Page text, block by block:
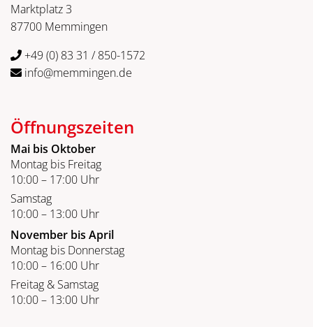
Marktplatz 3
87700 Memmingen
+49 (0) 83 31 / 850-1572
info@memmingen.de
Öffnungszeiten
Mai bis Oktober
Montag bis Freitag
10:00 – 17:00 Uhr
Samstag
10:00 – 13:00 Uhr
November bis April
Montag bis Donnerstag
10:00 – 16:00 Uhr
Freitag & Samstag
10:00 – 13:00 Uhr